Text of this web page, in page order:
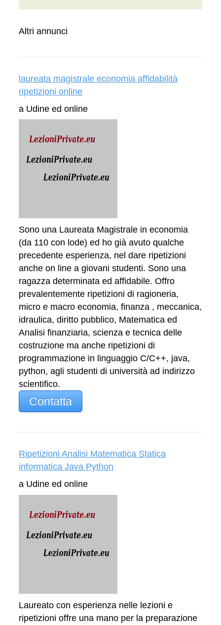
Altri annunci
laureata magistrale economia affidabilità
ripetizioni online
a Udine ed online
Sono una Laureata Magistrale in economia
(da 110 con lode) ed ho già avuto qualche
precedente esperienza, nel dare ripetizioni
anche on line a giovani studenti. Sono una
ragazza determinata ed affidabile. Offro
prevalentemente ripetizioni di ragioneria,
micro e macro economia, finanza , meccanica,
idraulica, diritto pubblico, Matematica ed
Analisi finanziaria, scienza e tecnica delle
costruzione ma anche ripetizioni di
programmazione in linguaggio C/C++, java,
python, agli studenti di università ad indirizzo
scientifico.
Contatta
Ripetizioni Analisi Matematica Statica
informatica Java Python
a Udine ed online
Laureato con esperienza nelle lezioni e
ripetizioni offre una mano per la preparazione